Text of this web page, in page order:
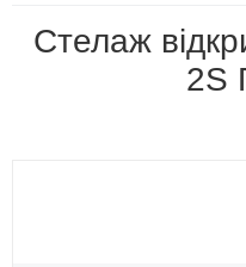
Стелаж
2S